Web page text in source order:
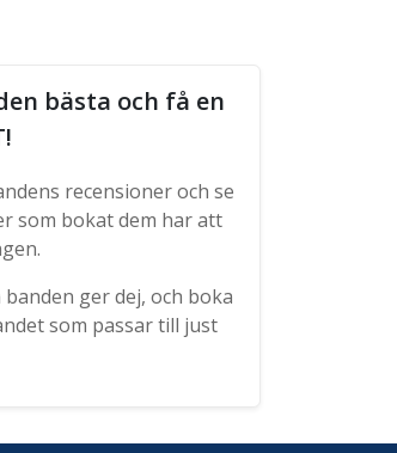
bästa och få en
recensioner och se
som bokat dem har att
ger dej, och boka
som passar till just